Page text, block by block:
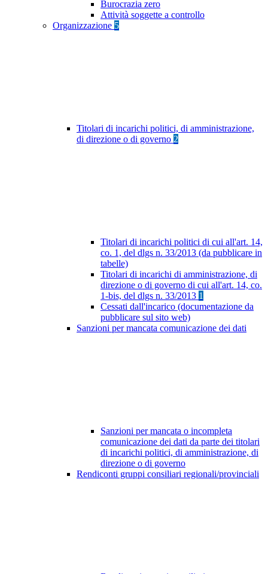
Burocrazia zero
Attività soggette a controllo
Organizzazione 5
Titolari di incarichi politici, di amministrazione,
di direzione o di governo 2
Titolari di incarichi politici di cui all'art. 14,
co. 1, del dlgs n. 33/2013 (da pubblicare in
tabelle)
Titolari di incarichi di amministrazione, di
direzione o di governo di cui all'art. 14, co.
1-bis, del dlgs n. 33/2013 1
Cessati dall'incarico (documentazione da
pubblicare sul sito web)
Sanzioni per mancata comunicazione dei dati
Sanzioni per mancata o incompleta
comunicazione dei dati da parte dei titolari
di incarichi politici, di amministrazione, di
direzione o di governo
Rendiconti gruppi consiliari regionali/provinciali